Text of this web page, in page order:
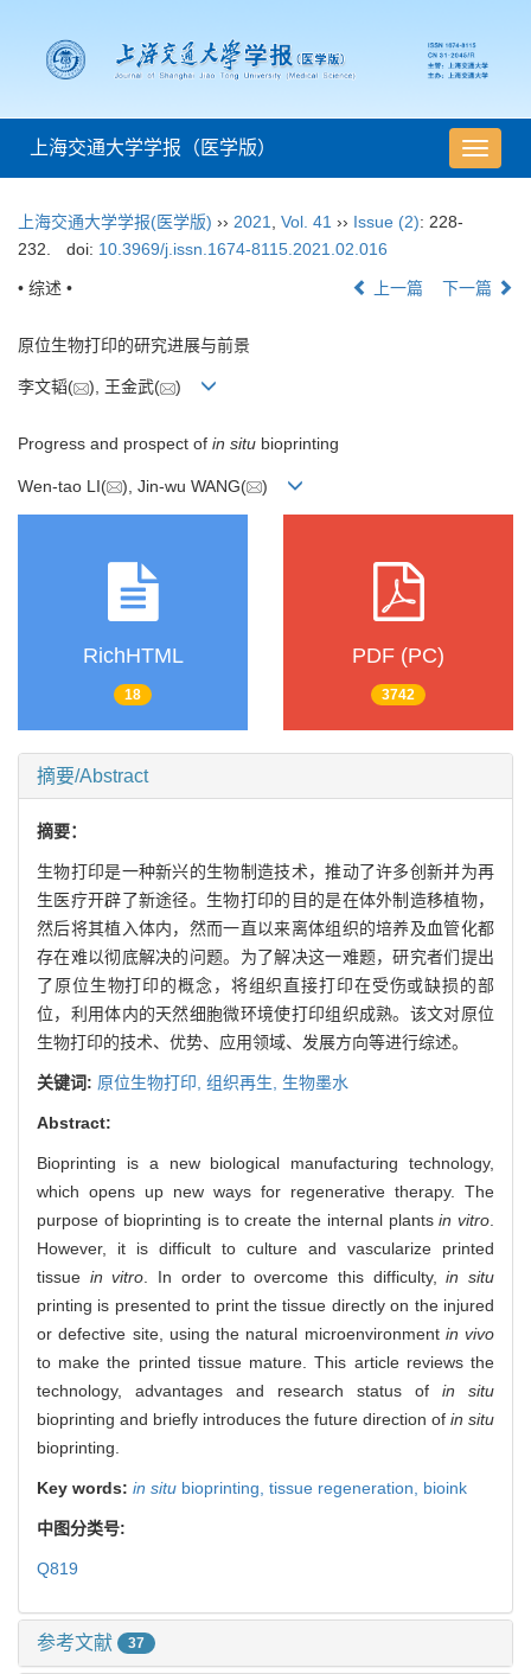
导
航
上海交通大学学报（医学版）
上海交通大学学报(医学版) ›› 2021 Vol. 41 ›› Issue (2): 228-
232.
doi: 10.3969/j.issn.1674-8115.2021.02.016
• 综述 • 上一篇 下一篇
原位生物打印的研究进展与前景
李文韬( ), 王金武( )
Progress and prospect of in situ bioprinting
Wen-tao LI( ), Jin-wu WANG( )
RichHTML
18
PDF (PC)
3742
摘要/Abstract
摘要：
生物打印是一种新兴的生物制造技术，推动了许多创新并为再
生医疗开辟了新途径。生物打印的目的是在体外制造移植物，
然后将其植入体内，然而一直以来离体组织的培养及血管化都
存在难以彻底解决的问题。为了解决这一难题，研究者们提出
了原位生物打印的概念，将组织直接打印在受伤或缺损的部
位，利用体内的天然细胞微环境使打印组织成熟。该文对原位
生物打印的技术、优势、应用领域、发展方向等进行综述。
关键词: 原位生物打印, 组织再生, 生物墨水
Abstract:
Bioprinting is a new biological manufacturing technology,
which opens up new ways for regenerative therapy. The
purpose of bioprinting is to create the internal plantsin vitro
However, it is difficult to culture and vascularize printed
tissue in vitro . In order to overcome this difficulty,in situ
printing is presented to print the tissue directly on the injured
or defective site, using the natural microenvironment in vivo
to make the printed tissue mature. This article reviews the
technology, advantages and research status of in situ
bioprinting and briefly introduces the future direction of in situ
bioprinting.
Key words: in situ bioprinting, tissue regeneration, bioink
中图分类号:
Q819
参考文献 37